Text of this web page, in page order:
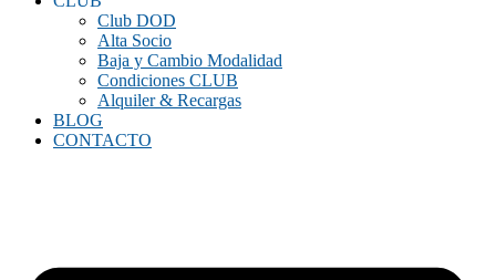
Club DOD
Alta Socio
Baja y Cambio Modalidad
Condiciones CLUB
Alquiler & Recargas
BLOG
CONTACTO